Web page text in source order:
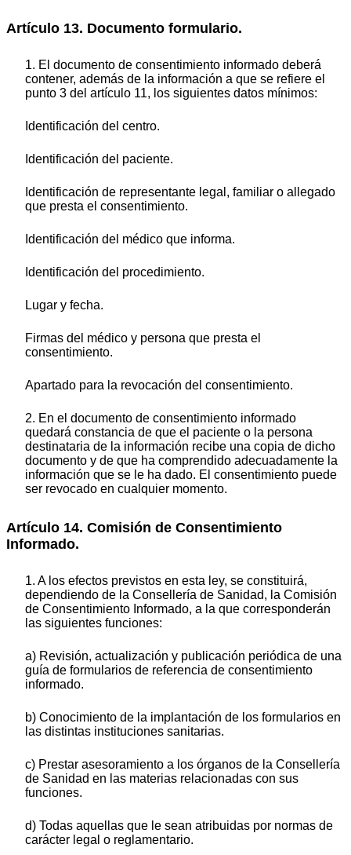
Artículo 13. Documento formulario.
1. El documento de consentimiento informado deberá
contener, además de la información a que se refiere el
punto 3 del artículo 11, los siguientes datos mínimos:
Identificación del centro.
Identificación del paciente.
Identificación de representante legal, familiar o allegado
que presta el consentimiento.
Identificación del médico que informa.
Identificación del procedimiento.
Lugar y fecha.
Firmas del médico y persona que presta el
consentimiento.
Apartado para la revocación del consentimiento.
2. En el documento de consentimiento informado
quedará constancia de que el paciente o la persona
destinataria de la información recibe una copia de dicho
documento y de que ha comprendido adecuadamente la
información que se le ha dado. El consentimiento puede
ser revocado en cualquier momento.
Artículo 14. Comisión de Consentimiento
Informado.
1. A los efectos previstos en esta ley, se constituirá,
dependiendo de la Consellería de Sanidad, la Comisión
de Consentimiento Informado, a la que corresponderán
las siguientes funciones:
a) Revisión, actualización y publicación periódica de una
guía de formularios de referencia de consentimiento
informado.
b) Conocimiento de la implantación de los formularios en
las distintas instituciones sanitarias.
c) Prestar asesoramiento a los órganos de la Consellería
de Sanidad en las materias relacionadas con sus
funciones.
d) Todas aquellas que le sean atribuidas por normas de
carácter legal o reglamentario.